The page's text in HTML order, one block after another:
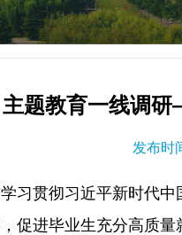
主题教育一线调
发布时
习贯彻习近平新时代
促进毕业生充分高质